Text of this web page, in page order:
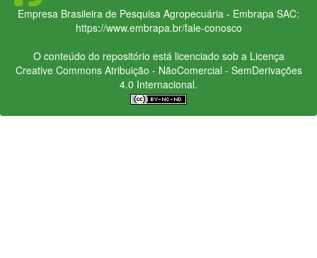
Empresa Brasileira de Pesquisa Agropecuária - Embrapa SAC:
https://www.embrapa.br/fale-conosco
O conteúdo do repositório está licenciado sob a Licença
Creative CommonsAtribuição - NãoComercial - SemDerivações
4.0 Internacional.